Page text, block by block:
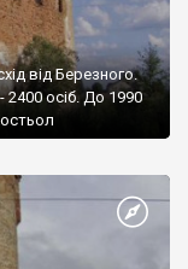
від Березного.
2400 осіб. До 1990